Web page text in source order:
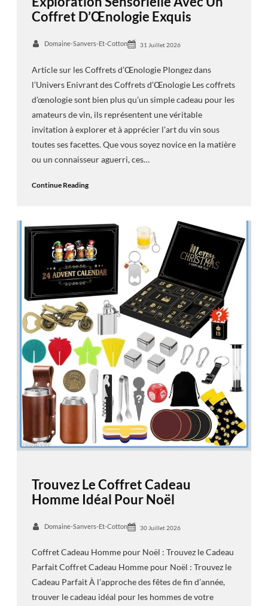
Coffret D’Œnologie Exquis
Domaine-Sanvers-Et-Cotton 31 Juillet 2026
Article sur les Coffrets d’Œnologie Plongez dans
l’Univers Enivrant des Coffrets d’Œnologie Les coffrets
d’œnologie sont bien plus qu’un simple cadeau pour les
amateurs de vin, ils représentent une véritable
invitation à explorer et à apprécier l’art du vin sous
toutes ses facettes. Que vous soyez novice en la matière
ou un connaisseur aguerri, ces…
Continue Reading
Trouvez Le Coffret Cadeau
Homme Idéal Pour Noël
Domaine-Sanvers-Et-Cotton 30 Juillet 2026
Coffret Cadeau Homme pour Noël : Trouvez le Cadeau
Parfait Coffret Cadeau Homme pour Noël : Trouvez le
Cadeau Parfait À l’approche des fêtes de fin d’année,
trouver le cadeau idéal pour les hommes de votre